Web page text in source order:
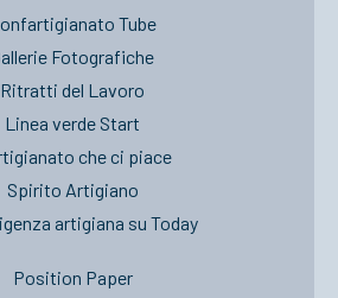
Tube
Fotografiche
Ritratti del Lavoro
Linea verde Start
che ci piace
Spirito Artigiano
artigiana su Today
Position Paper